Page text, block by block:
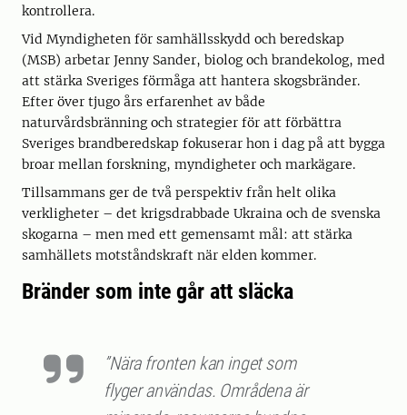
kontrollera.
Vid Myndigheten för samhällsskydd och beredskap
(MSB) arbetar Jenny Sander, biolog och brandekolog, med
att stärka Sveriges förmåga att hantera skogsbränder.
Efter över tjugo års erfarenhet av både
naturvårdsbränning och strategier för att förbättra
Sveriges brandberedskap fokuserar hon i dag på att bygga
broar mellan forskning, myndigheter och markägare.
Tillsammans ger de två perspektiv från helt olika
verkligheter – det krigsdrabbade Ukraina och de svenska
skogarna – men med ett gemensamt mål: att stärka
samhällets motståndskraft när elden kommer.
Bränder som inte går att släcka
”Nära fronten kan inget som
flyger användas. Områdena är